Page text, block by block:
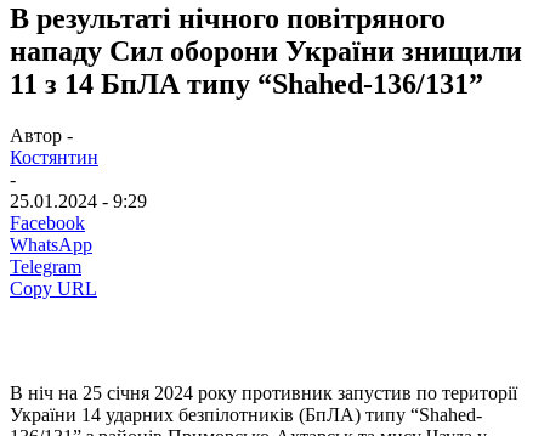
В результаті нічного повітряного
нападу Сил оборони України знищили
11 з 14 БпЛА типу “Shahed-136/131”
Автор -
Костянтин
-
25.01.2024 - 9:29
Facebook
WhatsApp
Telegram
Copy URL
В ніч на 25 січня 2024 року противник запустив по території
України 14 ударних безпілотників (БпЛА) типу “Shahed-